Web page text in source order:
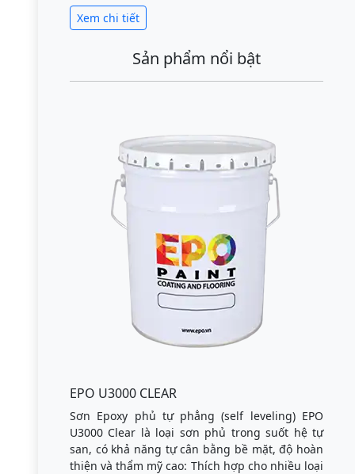
Xem chi tiết
Sản phẩm nổi bật
EPO U3000 CLEAR
Sơn Epoxy phủ tự phẳng (self leveling) EPO
U3000 Clear là loại sơn phủ trong suốt hệ tự
san, có khả năng tự cân bằng bề mặt, độ hoàn
thiện và thẩm mỹ cao: Thích hợp cho nhiều loại